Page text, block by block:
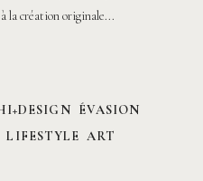
la création originale...
ÉVASION
LIFESTYLE ART